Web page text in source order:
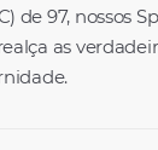
de 97, nossos
as